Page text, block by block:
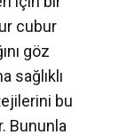
cubur
göz
sağlıklı
bu
Bununla